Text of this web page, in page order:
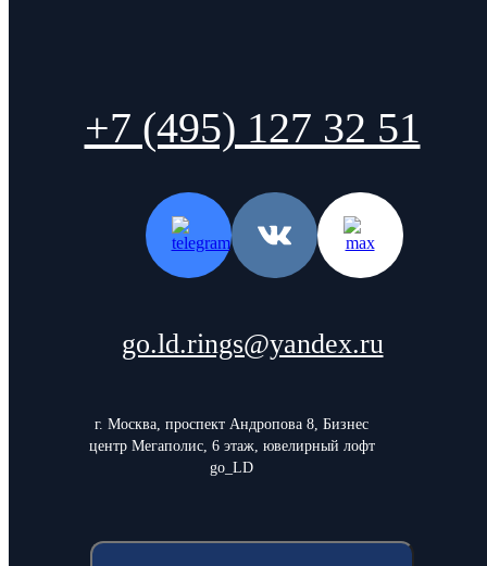
+7 (495) 127 32 51
go.ld.rings@yandex.ru
г. Москва, проспект Андропова 8, Бизнес
центр Мегаполис, 6 этаж, ювелирный лофт
go_LD